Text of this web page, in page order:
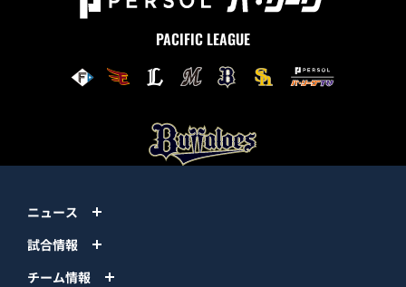
PACIFIC LEAGUE
ニュース
試合情報
チーム情報